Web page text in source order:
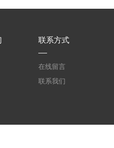
联系方式
在线留言
联系我们